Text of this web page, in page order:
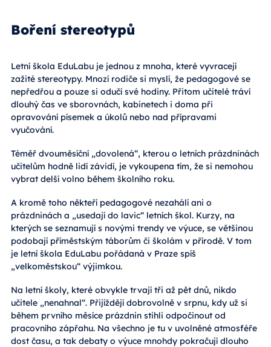
Boření stereotypů
Letní škola EduLabu je jednou z mnoha, které vyvracejí
zažité stereotypy. Mnozí rodiče si myslí, že pedagogové se
nepředřou a pouze si odučí své hodiny. Přitom učitelé tráví
dlouhý čas ve sborovnách, kabinetech i doma při
opravování písemek a úkolů nebo nad přípravami
vyučování.
Téměř dvouměsíční „dovolená“, kterou o letních prázdninách
učitelům hodně lidí závidí, je vykoupena tím, že si nemohou
vybrat delší volno během školního roku.
A kromě toho někteří pedagogové nezahálí ani o
prázdninách a „usedají do lavic“ letních škol. Kurzy, na
kterých se seznamují s novými trendy ve výuce, se většinou
podobají příměstským táborům či školám v přírodě. V tom
je letní škola EduLabu pořádaná v Praze spíš
„velkoměstskou“ výjimkou.
Na letní školy, které obvykle trvají tři až pět dnů, nikdo
učitele „nenahnal“. Přijíždějí dobrovolně v srpnu, kdy už si
během prvního měsíce prázdnin stihli odpočinout od
pracovního zápřahu. Na všechno je tu v uvolněné atmosféře
dost času, a tak debaty o výuce mnohdy pokračují dlouho